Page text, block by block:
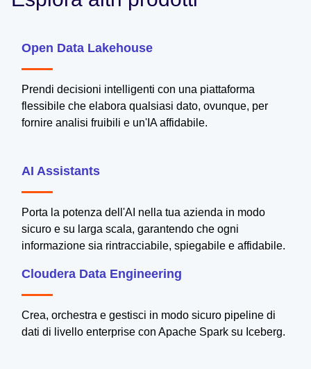
Open Data Lakehouse
Prendi decisioni intelligenti con una piattaforma
flessibile che elabora qualsiasi dato, ovunque, per
fornire analisi fruibili e un'IA affidabile.
AI Assistants
Porta la potenza dell'AI nella tua azienda in modo
sicuro e su larga scala, garantendo che ogni
informazione sia rintracciabile, spiegabile e affidabile.
Cloudera Data Engineering
Crea, orchestra e gestisci in modo sicuro pipeline di
dati di livello enterprise con Apache Spark su Iceberg.